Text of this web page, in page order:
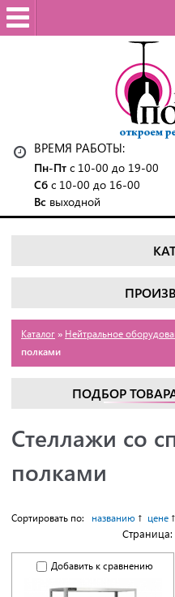
ВРЕМЯ РАБОТЫ:
Пн-Пт с 10-00 до 19-00
Сб с 10-00 до 16-00
Вс выходной
Каталог » Нейтральное
полками
ПОДБОР
Стеллажи со
полками
Сортировать по: названию цене
Страница:
Добавить к сравнению